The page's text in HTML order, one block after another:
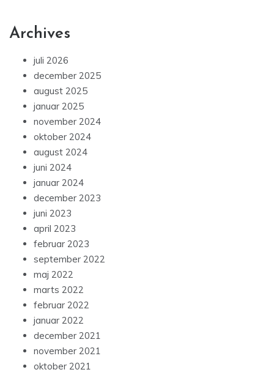
Archives
juli 2026
december 2025
august 2025
januar 2025
november 2024
oktober 2024
august 2024
juni 2024
januar 2024
december 2023
juni 2023
april 2023
februar 2023
september 2022
maj 2022
marts 2022
februar 2022
januar 2022
december 2021
november 2021
oktober 2021